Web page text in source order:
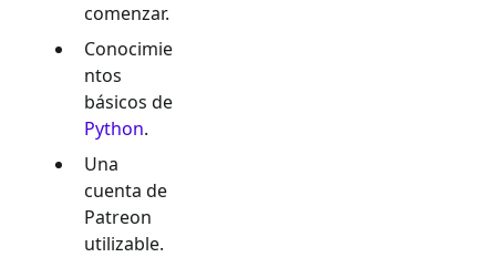
comenzar.
Conocimie
ntos
básicos de
Python.
Una
cuenta de
Patreon
utilizable.